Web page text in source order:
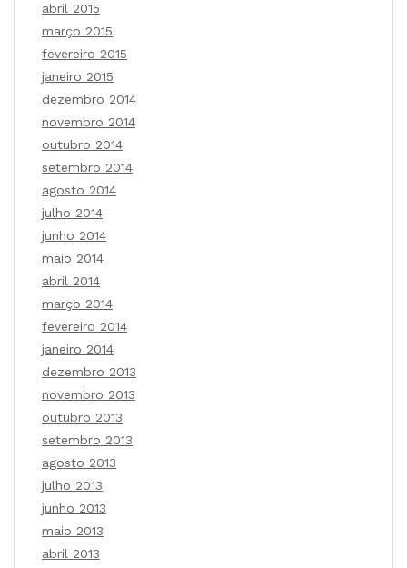
abril 2015
março 2015
fevereiro 2015
janeiro 2015
dezembro 2014
novembro 2014
outubro 2014
setembro 2014
agosto 2014
julho 2014
junho 2014
maio 2014
abril 2014
março 2014
fevereiro 2014
janeiro 2014
dezembro 2013
novembro 2013
outubro 2013
setembro 2013
agosto 2013
julho 2013
junho 2013
maio 2013
abril 2013